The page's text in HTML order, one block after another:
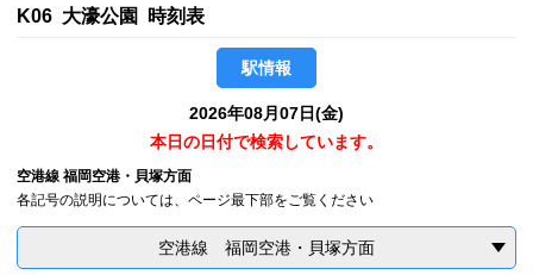
K06 大濠公園 時刻表
駅情報
2026年08月07日(金)
本日の日付で検索しています。
空港線 福岡空港・貝塚方面
各記号の説明については、ページ最下部をご覧ください
空港線 福岡空港・貝塚方面